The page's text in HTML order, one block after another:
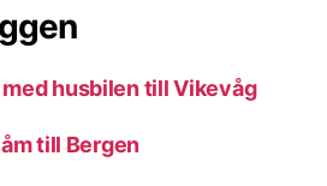
husbilen till Vikevåg
till Bergen